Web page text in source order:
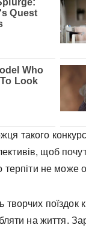
такого
щоб
терпіти не
поїздок
на життя.